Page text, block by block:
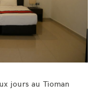
jours au Tioman